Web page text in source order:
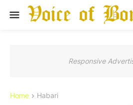
Responsive
Home Habari